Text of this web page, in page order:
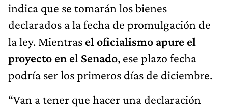
indica que se tomarán los bienes
declarados a la fecha de promulgación de
la ley. Mientras el oficialismo apure el
proyecto en el Senado, ese plazo fecha
podría ser los primeros días de diciembre.
“Van a tener que hacer una declaración